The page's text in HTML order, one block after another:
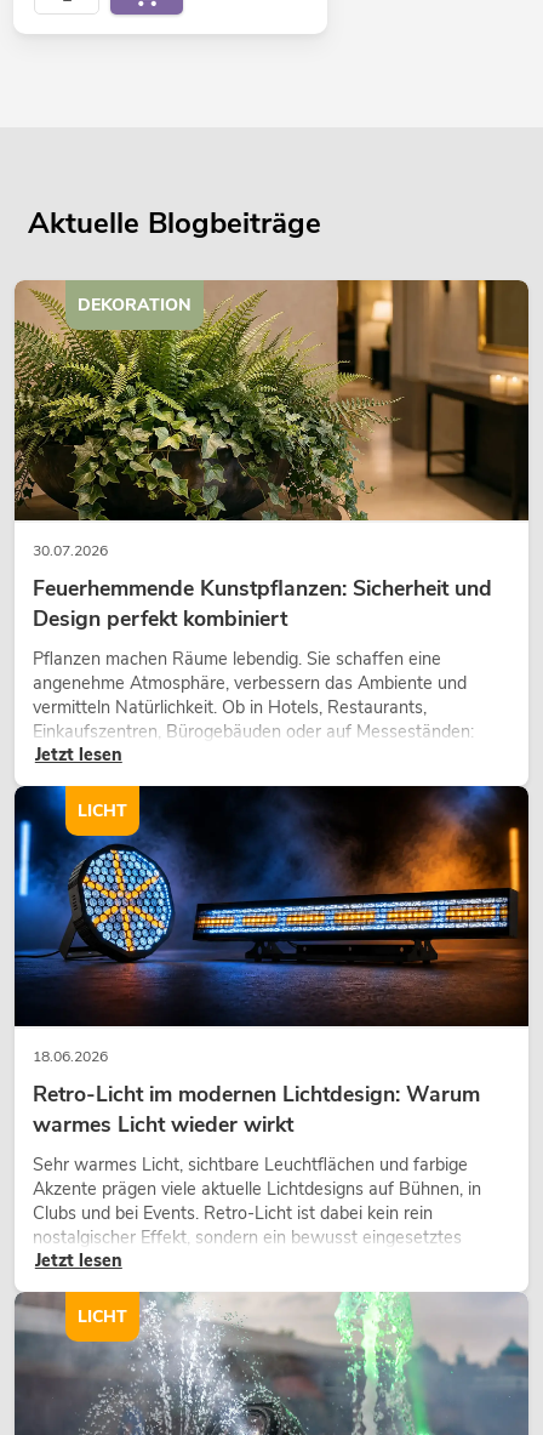
Aktuelle Blogbeiträge
30.07.2026
Feuerhemmende Kunstpflanzen: Sicherheit und
Design perfekt kombiniert
Pflanzen machen Räume lebendig. Sie schaffen eine
angenehme Atmosphäre, verbessern das Ambiente und
vermitteln Natürlichkeit. Ob in Hotels, Restaurants,
Einkaufszentren, Bürogebäuden oder auf Messeständen:
eine hochwertige Begrünung gehört heute längst zum
Jetzt lesen
DEKORATION
18.06.2026
Retro-Licht im modernen Lichtdesign: Warum
warmes Licht wieder wirkt
Sehr warmes Licht, sichtbare Leuchtflächen und farbige
Akzente prägen viele aktuelle Lichtdesigns auf Bühnen, in
Clubs und bei Events. Retro-Licht ist dabei kein rein
nostalgischer Effekt, sondern ein bewusst eingesetztes
Gestaltungsmittel: Es schafft Atmosphäre, gibt Szenen
wirken lassen.
Jetzt lesen
LICHT
LICHT